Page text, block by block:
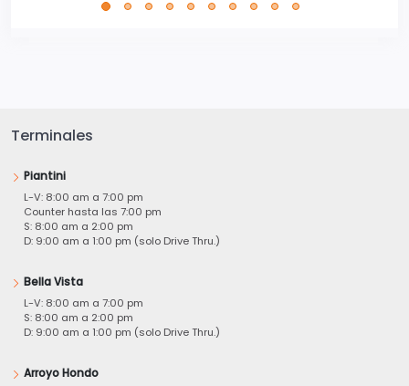
Terminales
Piantini
L-V: 8:00 am a 7:00 pm
Counter hasta las 7:00 pm
S: 8:00 am a 2:00 pm
D: 9:00 am a 1:00 pm (solo Drive Thru.)
Bella Vista
L-V: 8:00 am a 7:00 pm
S: 8:00 am a 2:00 pm
D: 9:00 am a 1:00 pm (solo Drive Thru.)
Arroyo Hondo